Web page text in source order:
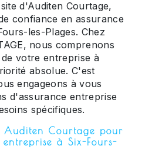
d'Auditen Courtage,
confiance en assurance
les-Plages. Chez
nous comprenons
votre entreprise à
absolue. C'est
engageons à vous
d'assurance entreprise
spécifiques.
Auditen Courtage pour
à Six-Fours-